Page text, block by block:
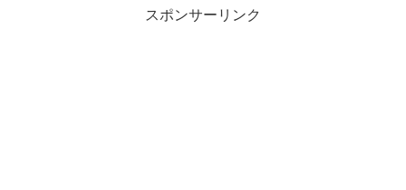
スポンサーリンク